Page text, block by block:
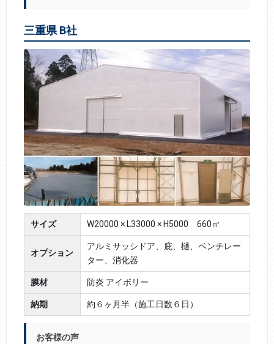
三重県 B社
サイズ W20000 × L33000 × H5000 660㎡
オプション
アルミサッシドア、庇、樋、ベンチレー
ター、消化器
膜材 防炎 アイボリー
納期 約６ヶ月半（施工日数６日）
お客様の声